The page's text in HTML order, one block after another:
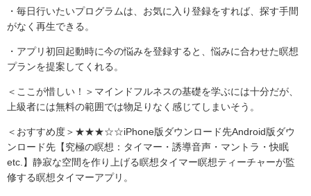
・毎日行いたいプログラムは、お気に入り登録をすれば、探す手間
がなく再生できる。
・アプリ初回起動時に今の悩みを登録すると、悩みに合わせた瞑想
プランを提案してくれる。
＜ここが惜しい！＞マインドフルネスの基礎を学ぶには十分だが、
上級者には無料の範囲では物足りなく感じてしまいそう。
＜おすすめ度＞★★★☆☆iPhone版ダウンロード先Android版ダウ
ンロード先【究極の瞑想：タイマー・誘導音声・マントラ・快眠
etc.】静寂な空間を作り上げる瞑想タイマー瞑想ティーチャーが監
修する瞑想タイマーアプリ。